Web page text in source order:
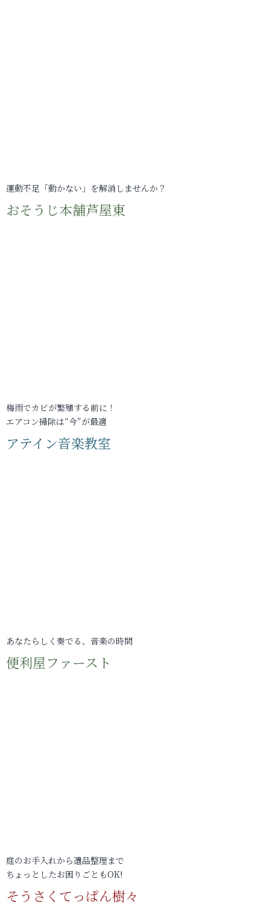
運動不足「動かない」を解消しませんか？
おそうじ本舗芦屋東
梅雨でカビが繁殖する前に！
エアコン掃除は“今”が最適
アテイン音楽教室
あなたらしく奏でる、音楽の時間
便利屋ファースト
庭のお手入れから遺品整理まで
ちょっとしたお困りごともOK!
そうさくてっぱん樹々